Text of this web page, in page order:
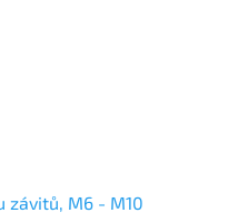
závitů, M6 - M10